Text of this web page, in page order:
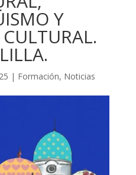
Y
| Formación, Noticias